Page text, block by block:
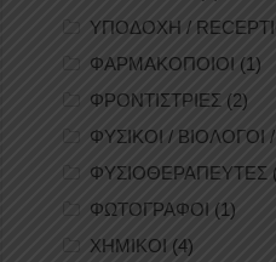
ΥΠΟΔΟΧΗ /
ΦΑΡΜΑΚΟΠΟΙΟΙ (1)
ΦΡΟΝΤΙΣΤΡΙΕΣ (2)
ΦΥΣΙΚΟΙ / ΒΙΟΛΟΓΟΙ
ΦΥΣΙΟΘΕΡΑΠΕΥΤΕΣ
ΦΩΤΟΓΡΑΦΟΙ (1)
ΧΗΜΙΚΟΙ (4)